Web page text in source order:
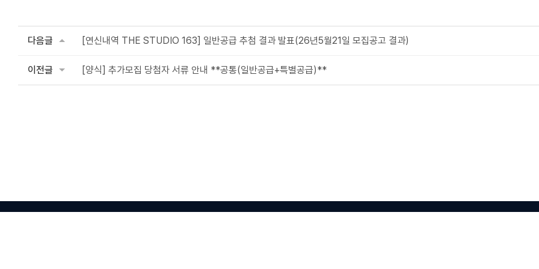
다음글 [연신내역 THE STUDIO 163] 일반공급 추첨 결과 발표(26년5월21일 모집공고 결과)
이전글 [양식] 추가모집 당첨자 서류 안내 **공통(일반공급+특별공급)**